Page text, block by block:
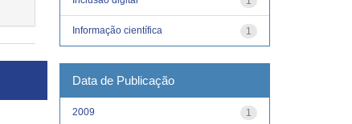
1
Informação científica
Data de Publicação
1
2009